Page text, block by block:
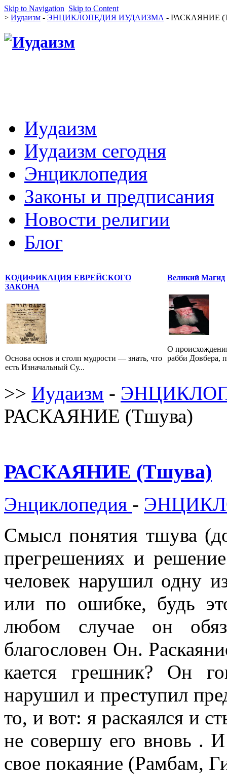
Skip to Navigation Skip to Content
> Иудаизм - ЭНЦИКЛОПЕДИЯ ИУДАИЗМА - РАСКАЯНИЕ
Иудаизм
Иудаизм сегодня
Энциклопедия
Законы и предписания
Новости религии
Блог
КОДИФИКАЦИЯ ЕВРЕЙСКОГО
ЗАКОНА
Основа основ и столп мудрости — знать, что
есть Изначальный Су...
Великий Магид
О
рабби Довбера,
>> Иудаизм -
РАСКАЯНИЕ (Тшува)
РАСКАЯНИЕ (Тшува)
Энциклопедия -
Смысл понятия тшува
прегрешениях и
человек нарушил одну
или по ошибке, будь
любом случае он
благословен Он.
кается грешник? Он
нарушил и преступил
то, и вот: я раскаялся и
не совершу его вновь . И
свое покаяние (Рамбам,